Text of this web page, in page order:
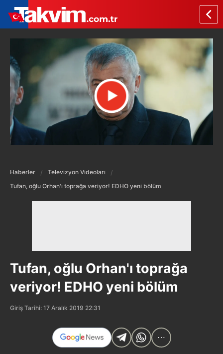
Haberler
Televizyon Videoları
Tufan, oğlu Orhan'ı toprağa veriyor! EDHO yeni bölüm
Tufan, oğlu Orhan'ı toprağa
veriyor! EDHO yeni bölüm
Giriş Tarihi: 17 Aralık 2019 22:31